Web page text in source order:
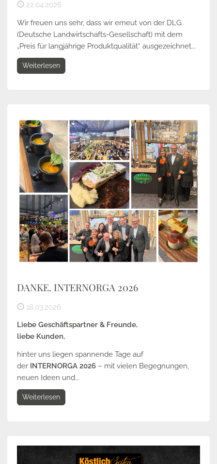
22.04.2026
Wir freuen uns sehr, dass wir erneut von der DLG
(Deutsche Landwirtschafts-Gesellschaft) mit dem
„Preis für langjährige Produktqualität“ ausgezeichnet...
Weiterlesen
DANKE. INTERNORGA 2026
18.03.2026
Liebe Geschäftspartner & Freunde,
liebe Kunden,
hinter uns liegen spannende Tage auf
der INTERNORGA 2026 – mit vielen Begegnungen,
neuen Ideen und...
Weiterlesen